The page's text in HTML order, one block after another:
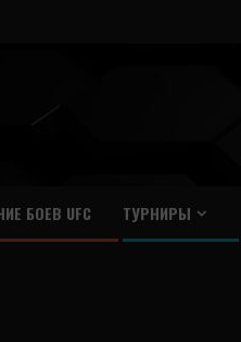
БОЕВ UFC ТУРНИРЫ